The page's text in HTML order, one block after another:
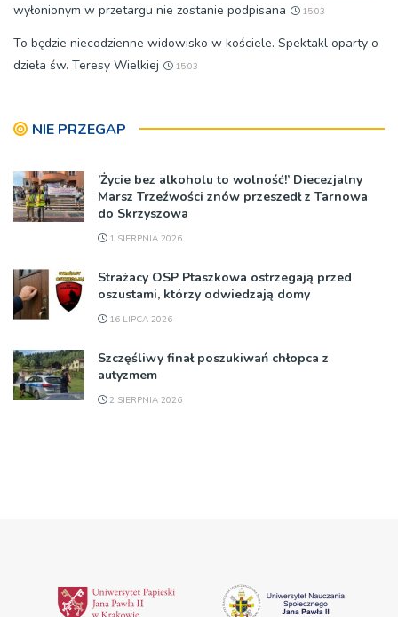
wyłonionym w przetargu nie zostanie podpisana
15:03
To będzie niecodzienne widowisko w kościele. Spektakl oparty o
dzieła św. Teresy Wielkiej
15:03
NIE PRZEGAP
’Życie bez alkoholu to wolność!’ Diecezjalny
Marsz Trzeźwości znów przeszedł z Tarnowa
do Skrzyszowa
1 SIERPNIA 2026
Strażacy OSP Ptaszkowa ostrzegają przed
oszustami, którzy odwiedzają domy
16 LIPCA 2026
Szczęśliwy finał poszukiwań chłopca z
autyzmem
2 SIERPNIA 2026